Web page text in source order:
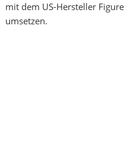
mit dem US-Hersteller Figure
umsetzen.